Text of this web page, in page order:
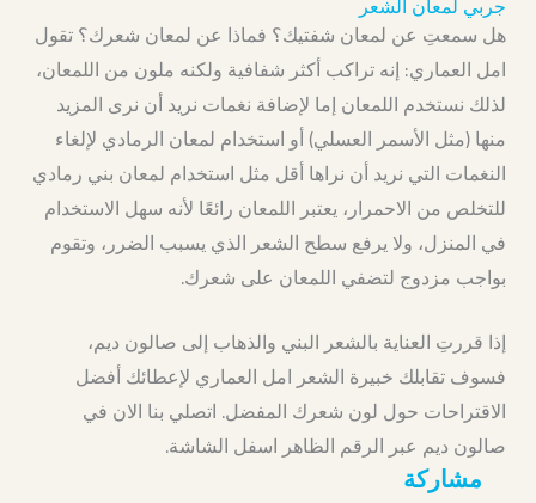
هل سمعتِ عن لمعان شفتيك؟ فماذا عن لمعان شعرك؟ تقول
امل العماري: إنه تراكب أكثر شفافية ولكنه ملون من اللمعان،
لذلك نستخدم اللمعان إما لإضافة نغمات نريد أن نرى المزيد
منها (مثل الأسمر العسلي) أو استخدام لمعان الرمادي لإلغاء
النغمات التي نريد أن نراها أقل مثل استخدام لمعان بني رمادي
للتخلص من الاحمرار، يعتبر اللمعان رائعًا لأنه سهل الاستخدام
في المنزل، ولا يرفع سطح الشعر الذي يسبب الضرر، وتقوم
بواجب مزدوج لتضفي اللمعان على شعرك.
إذا قررتِ العناية بالشعر البني والذهاب إلى صالون ديم،
فسوف تقابلك خبيرة الشعر امل العماري لإعطائك أفضل
الاقتراحات حول لون شعرك المفضل. اتصلي بنا الان في
صالون ديم عبر الرقم الظاهر اسفل الشاشة.
مشاركة